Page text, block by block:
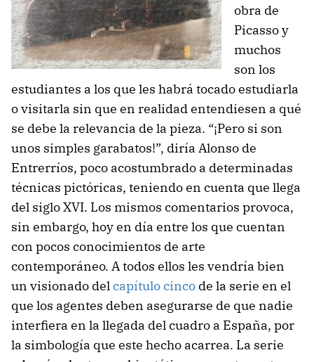
obra de
Picasso y
muchos
son los
estudiantes a los que les habrá tocado estudiarla
o visitarla sin que en realidad entendiesen a qué
se debe la relevancia de la pieza. “¡Pero si son
unos simples garabatos!”, diría Alonso de
Entrerríos, poco acostumbrado a determinadas
técnicas pictóricas, teniendo en cuenta que llega
del siglo XVI. Los mismos comentarios provoca,
sin embargo, hoy en día entre los que cuentan
con pocos conocimientos de arte
contemporáneo. A todos ellos les vendría bien
un visionado delcapítulo cinco de la serie en el
que los agentes deben asegurarse de que nadie
interfiera en la llegada del cuadro a España, por
la simbología que este hecho acarrea. La serie